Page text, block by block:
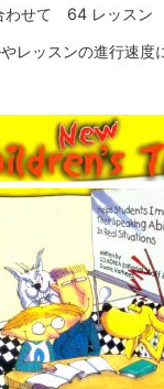
て 64 レッスン
の進行速度に